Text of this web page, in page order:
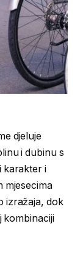
djeluje
i dubinu s
karakter i
mjesecima
izražaja, dok
kombinaciji